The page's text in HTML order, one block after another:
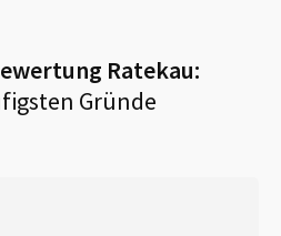
Ratekau:
Gründe